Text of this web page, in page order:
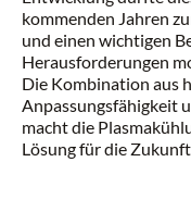
kommenden Jahren
und einen wichtigen
Herausforderungen
Die Kombination aus
Anpassungsfähigkeit
macht die
Lösung für die